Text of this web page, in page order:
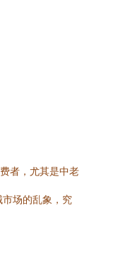
者，尤其是中老
场的乱象，究